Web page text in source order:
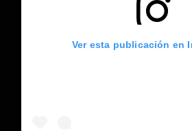
Ver esta publicación en